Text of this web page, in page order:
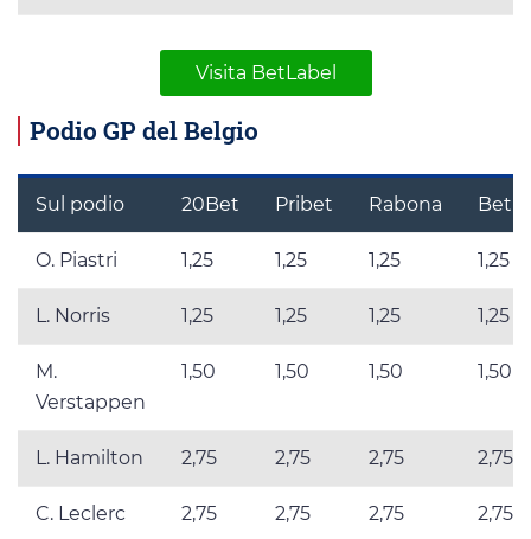
Visita BetLabel
Podio GP del Belgio
Sul podio 20Bet Pribet Rabona
O. Piastri 1,25 1,25 1,25 1,25
L. Norris 1,25 1,25 1,25 1,25
M.
Verstappen
1,50 1,50 1,50 1,50
L. Hamilton 2,75 2,75 2,75 2,75
C. Leclerc 2,75 2,75 2,75 2,75